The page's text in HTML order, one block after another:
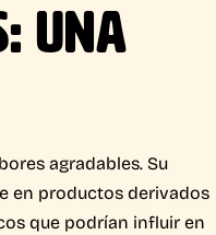
UNA
agradables. Su
en productos derivados
que podrían influir en